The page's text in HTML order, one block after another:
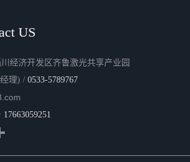
US
经济开发区齐鲁激光共享产业园
理) / 0533-5789767
17663059251